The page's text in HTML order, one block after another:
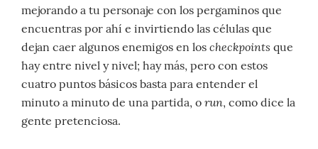
mejorando a tu personaje con los pergaminos que
encuentras por ahí e invirtiendo las células que
dejan caer algunos enemigos en los checkpoints que
hay entre nivel y nivel; hay más, pero con estos
cuatro puntos básicos basta para entender el
minuto a minuto de una partida, o run, como dice la
gente pretenciosa.